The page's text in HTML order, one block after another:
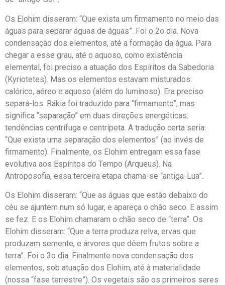
Os Elohim disseram: “Que exista um firmamento no meio das
águas para separar águas de águas”. Foi o 2o dia. Nova
condensação dos elementos, até a formação da água. Para
chegar a esse grau, até o aquoso, como existência
elemental, foi preciso a atuação dos Espíritos da Sabedoria
(Kyriotetes). Mas os elementos estavam misturados:
calórico, aéreo e aquoso (além do luminoso). Era preciso
separá-los. Rákia foi traduzido para “firmamento”, mas
significa “separação” em duas direções energéticas:
tendências centrífuga e centrípeta. A tradução certa seria:
“Que exista uma separação dos elementos” (ao invés de
firmamento). Finalmente, os Elohim entregam essa fase
evolutiva aos Espíritos do Tempo (Arqueus). Na
Antroposofia, essa terceira etapa chama-se “antiga-Lua”.
Os Elohim disseram: “Que as águas que estão debaixo do
céu se ajuntem num só lugar, e apareça o chão seco. E assim
se fez. E os Elohim chamaram o chão seco de “terra”. Os
Elohim disseram: “Que a terra produza relva, ervas que
produzam semente, e árvores que dêem frutos sobre a
terra”. Foi o 3o dia. Finalmente nova condensação dos
elementos, sob atuação dos Elohim, até à materialidade
(nossa “fase terrestre”). Os vegetais são os primeiros seres